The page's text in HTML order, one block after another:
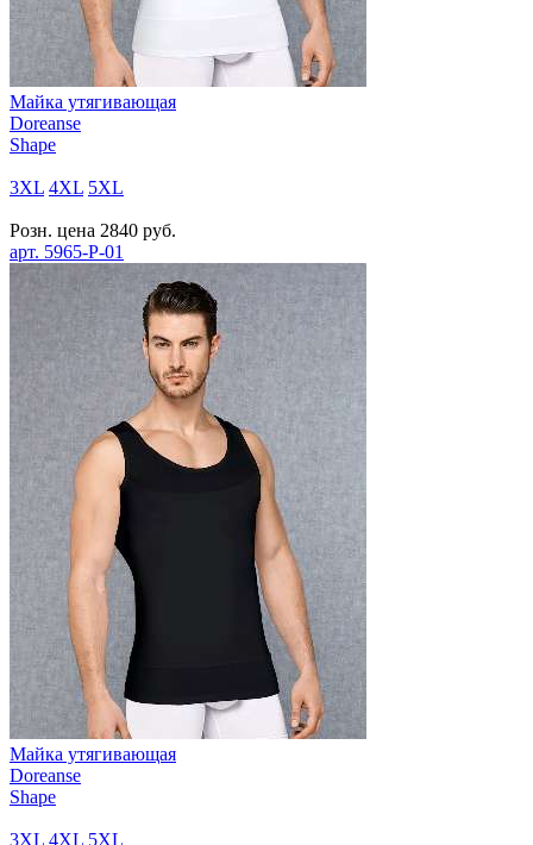
Майка утягивающая
Doreanse
Shape
3XL 4XL 5XL
Розн. цена 2840 руб.
арт. 5965-P-01
Майка утягивающая
Doreanse
Shape
3XL 4XL 5XL